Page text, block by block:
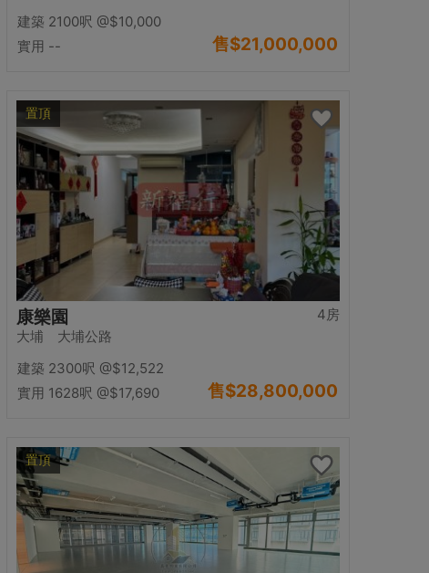
建築 2100呎 @$10,000
實用 --
售$21,000,000
置頂
4房
康樂園
大埔 大埔公路
建築 2300呎 @$12,522
實用 1628呎 @$17,690 售$28,800,000
置頂